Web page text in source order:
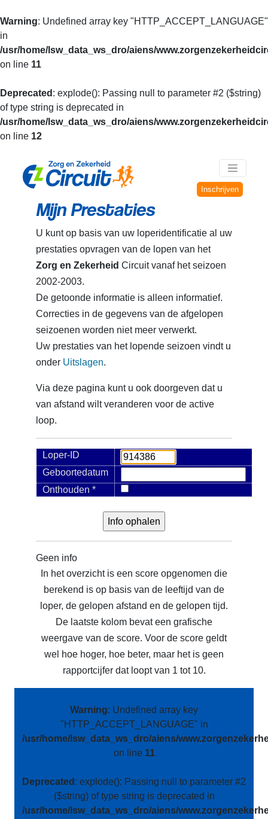
Warning: Undefined array key "HTTP_ACCEPT_LANGUAGE"
in
/usr/home/lsw_data_ws_dro/aiens/
on line 11
Deprecated : explode(): Passing null to parameter #2 ($string)
of type string is deprecated in
/usr/home/lsw_data_ws_dro/aiens/
on line 12
Inschrijven
Mijn Prestaties
U kunt op basis van uw loperidentificatie al uw
prestaties opvragen van de lopen van het
Zorg en Zekerheid Circuit vanaf het seizoen
2002-2003.
De getoonde informatie is alleen informatief.
Correcties in de gegevens van de afgelopen
seizoenen worden niet meer verwerkt.
Uw prestaties van het lopende seizoen vindt u
onder Uitslagen.
Via deze pagina kunt u ook doorgeven dat u
van afstand wilt veranderen voor de active
loop.
Loper-ID
Geboortedatum
Onthouden *
Geen info
In het overzicht is een score opgenomen die
berekend is op basis van de leeftijd van de
loper, de gelopen afstand en de gelopen tijd.
De laatste kolom bevat een grafische
weergave van de score. Voor de score geldt
wel hoe hoger, hoe beter, maar het is geen
rapportcijfer dat loopt van 1 tot 10.
Warning: Undefined array key
"HTTP_ACCEPT_LANGUAGE" in
/usr/home/lsw_data_ws_dro/aiens/
on line 11
Deprecated : explode(): Passing null to parameter #2
($string) of type string is deprecated in
/usr/home/lsw_data_ws_dro/aiens/